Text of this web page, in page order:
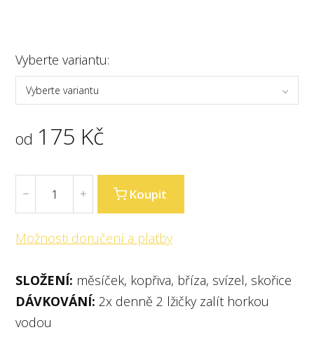
Vyberte variantu:
Vyberte variantu
od 175 Kč
Koupit
Možnosti doručení a platby
SLOŽENÍ: měsíček, kopřiva, bříza, svízel, skořice
DÁVKOVÁNÍ: 2x denně 2 lžičky zalít horkou
vodou